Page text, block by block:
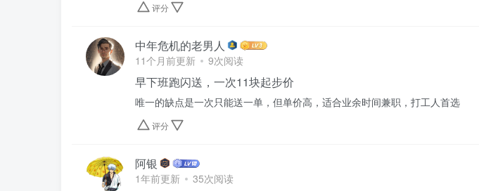
评分
中年危机的老男人
11个月前更新 9次阅读
早下班跑闪送，一次11块起步价
唯一的缺点是一次只能送一单，但单价高，适合业余时间兼职，打工人首选
评分
阿银
1年前更新 35次阅读